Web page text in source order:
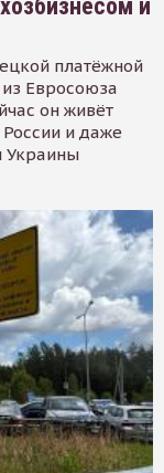
и
платёжной
Евросоюза
он живёт
и даже
Украины